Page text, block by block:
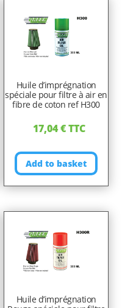
Huile d’imprégnation
spéciale pour filtre à air en
fibre de coton ref H300
17,04€TTC
Add to basket
Huile d’imprégnation